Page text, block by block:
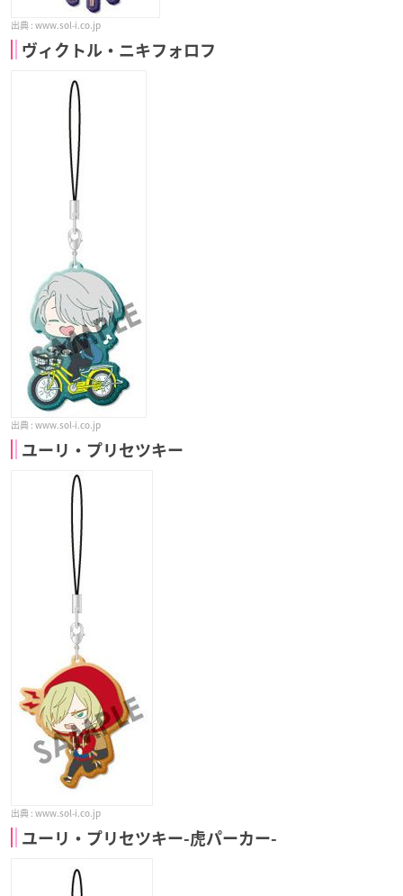
www.sol-i.co.jp
ヴィクトル・ニキフォロフ
www.sol-i.co.jp
ユーリ・プリセツキー
www.sol-i.co.jp
ユーリ・プリセツキー-虎パーカー-